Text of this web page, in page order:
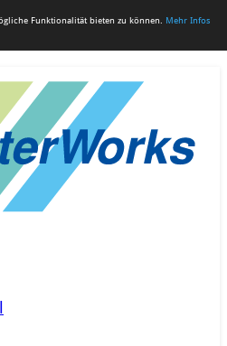
Funktionalität bieten zu können. Mehr Infos